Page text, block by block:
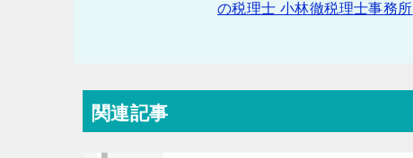
の税理士 小林徹税理士事務所
関連記事